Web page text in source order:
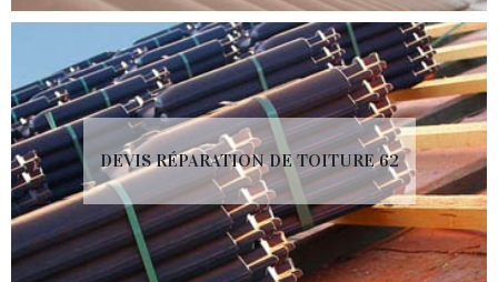
DEVIS RÉPARATION DE TOITURE 62